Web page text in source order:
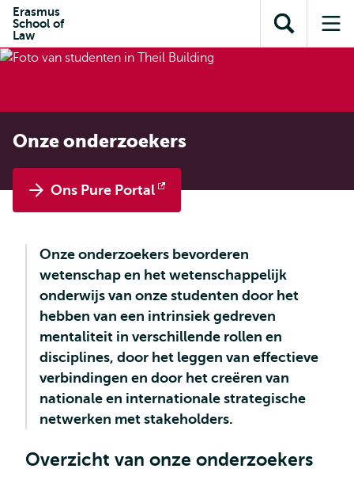
inhoud
gaan
gaan
Direct naar
subnavigatie
Erasmus
School of
Law
Toon
zoekveld
Onze onderzoekers
Ons Pure Portal
Opent
Onze onderzoekers bevorderen
wetenschap en het wetenschappelijk
onderwijs van onze studenten door het
hebben van een intrinsiek gedreven
mentaliteit in verschillende rollen en
disciplines, door het leggen van effectieve
verbindingen en door het creëren van
nationale en internationale strategische
netwerken met stakeholders.
Overzicht van onze onderzoekers